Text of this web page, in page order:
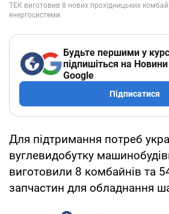
Будьте першими у
підпишіться на
Google
Підписатися
Для підтримання потреб
вуглевидобутку
виготовили 8 комбайнів та
запчастин для обладнання